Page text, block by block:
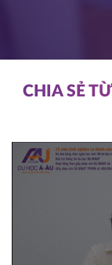
HOT
10/03/2026
14h00
CHIA SẺ